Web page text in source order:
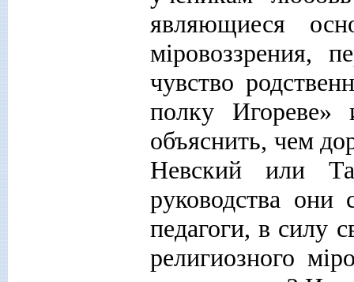
являющиеся
мiровоззрения,
чувство
полку
объяснить, чем
Невский или
руководства
педагоги, в силу
религиозного мi